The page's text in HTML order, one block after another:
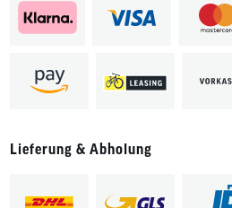
Lieferung & Abholung